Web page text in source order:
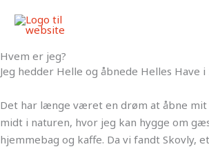
Hvem er jeg?
Jeg hedder Helle og åbnede Helles Have i
Det har længe været en drøm at åbne mit
midt i naturen, hvor jeg kan hygge om
hjemmebag og kaffe. Da vi fandt Skovly,